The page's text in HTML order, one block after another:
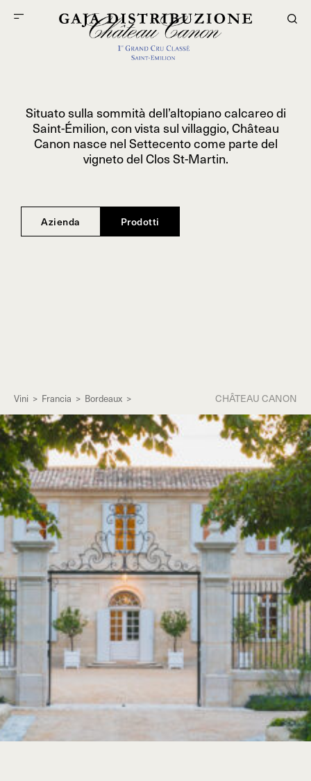
Situato sulla sommità dell’altopiano calcareo di
Saint-Émilion, con vista sul villaggio, Château
Canon nasce nel Settecento come parte del
vigneto del Clos St-Martin.
Azienda Prodotti
Vini > Francia > Bordeaux > CHÂTEAU CANON